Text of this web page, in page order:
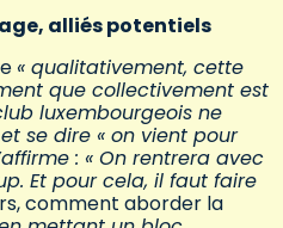
alliés potentiels
« qualitativement, cette
que collectivement est
luxembourgeois ne
se dire « on vient pour
: « On rentrera avec
Et pour cela, il faut faire
comment aborder la